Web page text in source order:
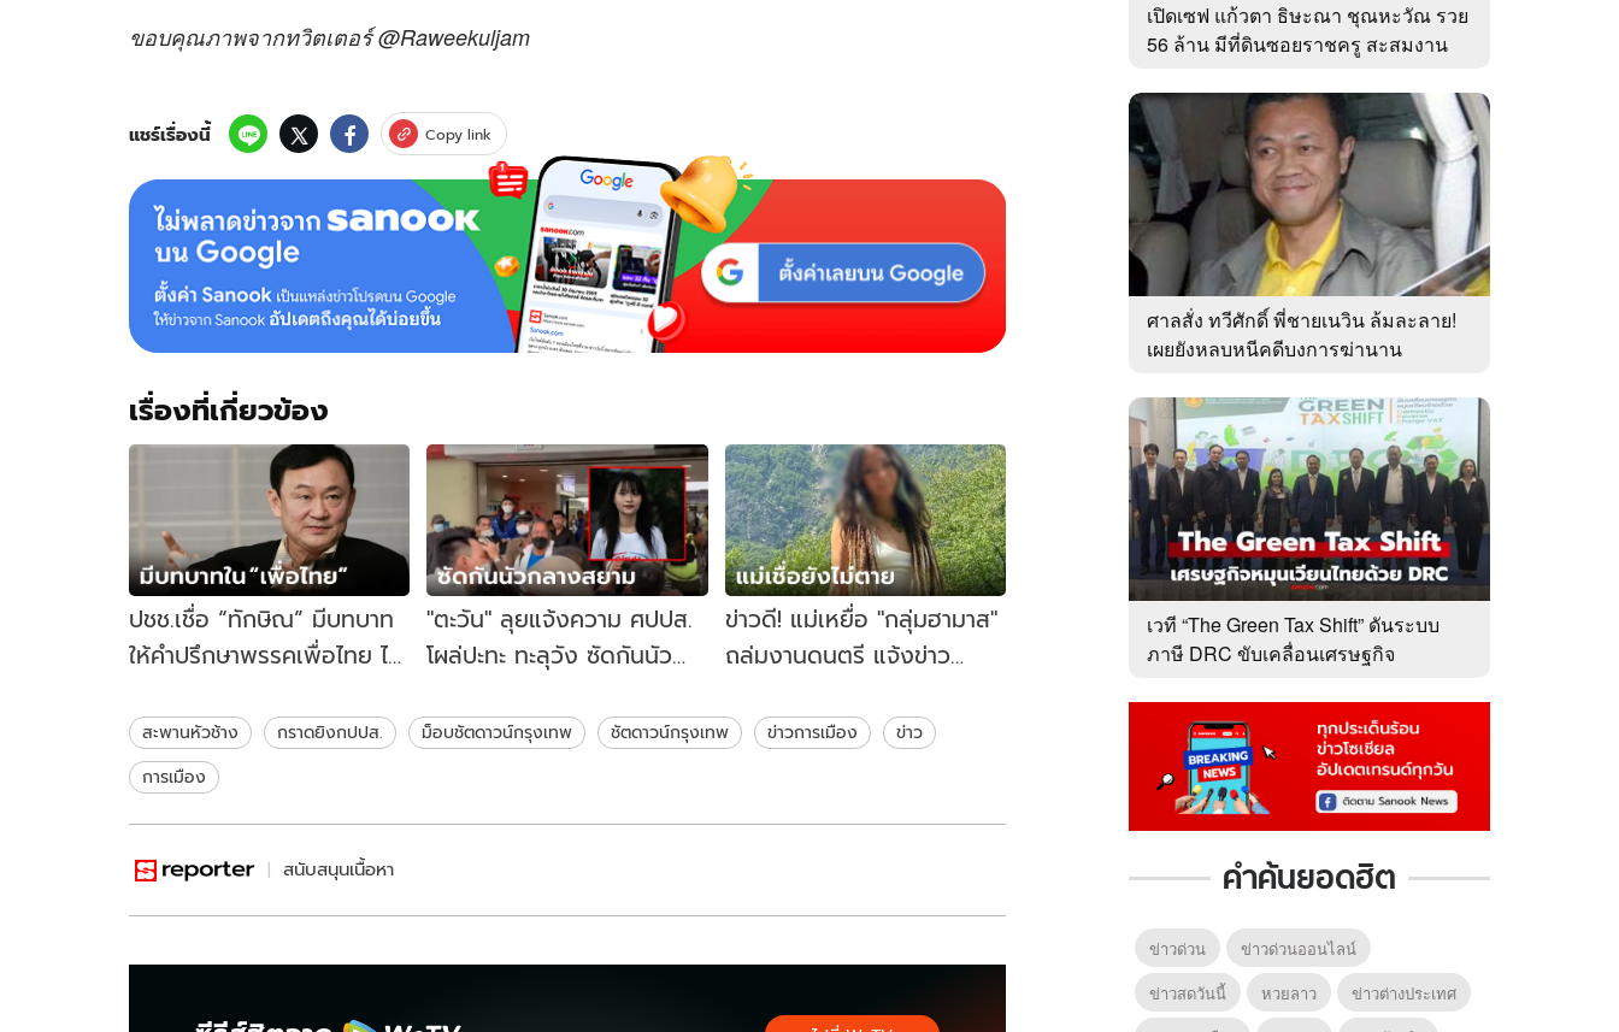
ขอบคุณภาพจากทวิตเตอร์ @Raweekuljam
แชร์เรื่องนี้ Copy link
เรื่องที่เกี่ยวข้อง
ปชช.เชื่อ “ทักษิณ” มีบทบาท
ให้คำปรึกษาพรรคเพื่อไทย ไม่
"ตะวัน" ลุยแจ้งความ ศปปส.
โผล่ปะทะ ทะลุวัง ซัดกันนัว
เสด็จ
ข่าวดี! แม่เหยื่อ "กลุ่มฮามาส"
ถล่มงานดนตรี แจ้งข่าว
ที่กาซา
สะพานหัวช้าง กราดยิงกปปส. ม็อบชัตดาวน์กรุงเทพ ชัตดาวน์กรุงเทพ ข่าวการเมือง
ข่าว
การเมือง
สนับสนุนเนื้อหา
เปิดเซฟ แก้วตา ธิษะณา ชุณหะวัณ รวย
56 ล้าน มีที่ดินซอยราชครู สะสมงาน
ศาลสั่ง ทวีศักดิ์ พี่ชายเนวิน ล้มละลาย!
เผยยังหลบหนีคดีบงการฆ่านาน
เวที “The Green Tax Shift” ดันระบบ
ภาษี DRC ขับเคลื่อนเศรษฐกิจ
คำค้นยอดฮิต
ข่าวด่วน
ข่าวด่วนออนไลน์
ข่าวสดวันนี้
หวยลาว
ข่าวต่างประเทศ